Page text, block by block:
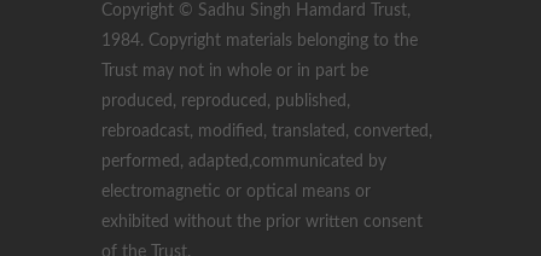
Copyright © Sadhu Singh Hamdard Trust,
1984. Copyright materials belonging to the
Trust may not in whole or in part be
produced, reproduced, published,
rebroadcast, modified, translated, converted,
performed, adapted,communicated by
electromagnetic or optical means or
exhibited without the prior written consent
of the Trust.